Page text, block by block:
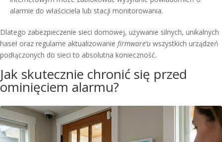
alarmie do właściciela lub stacji monitorowania.
Dlatego zabezpieczenie sieci domowej, używanie silnych, unikalnych
haseł oraz regularne aktualizowanie firmware’u wszystkich urządzeń
podłączonych do sieci to absolutna konieczność.
Jak skutecznie chronić się przed
ominięciem alarmu?